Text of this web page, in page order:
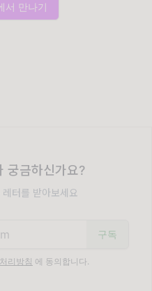
서 만나기
궁금하신가요?
터를 받아보세요
리방침 에 동의합니다.